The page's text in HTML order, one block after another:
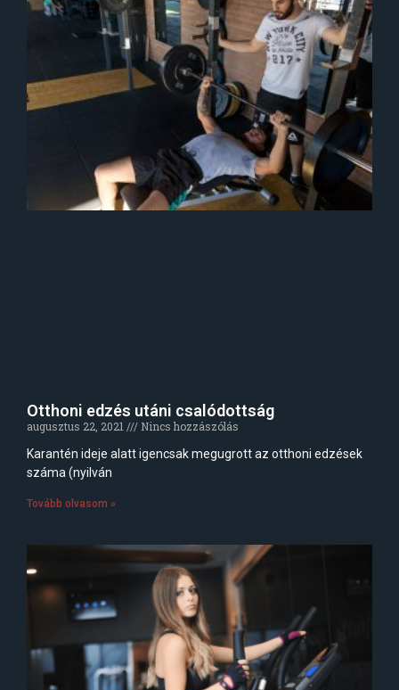
Otthoni edzés utáni csalódottság
augusztus 22, 2021
Nincs hozzászólás
Karantén ideje alatt igencsak megugrott az otthoni edzések
száma (nyilván
Tovább olvasom »